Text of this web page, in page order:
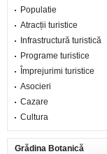
Populatie
Atracții turistice
Infrastructură turistică
Programe turistice
Împrejurimi turistice
Asocieri
Cazare
Cultura
Grădina Botanică